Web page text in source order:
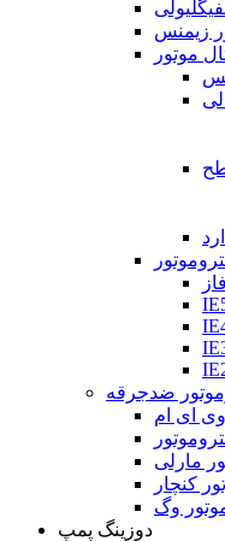
ضدجرقه
دوزینگ پمپ